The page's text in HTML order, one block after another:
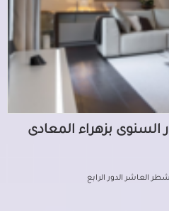
للايجار السنوى بزهراء المعادى
العاشر الدور الرابع